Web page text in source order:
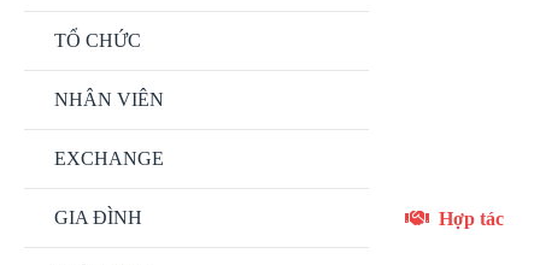
TỔ CHỨC
NHÂN VIÊN
EXCHANGE
GIA ĐÌNH Hợp tác